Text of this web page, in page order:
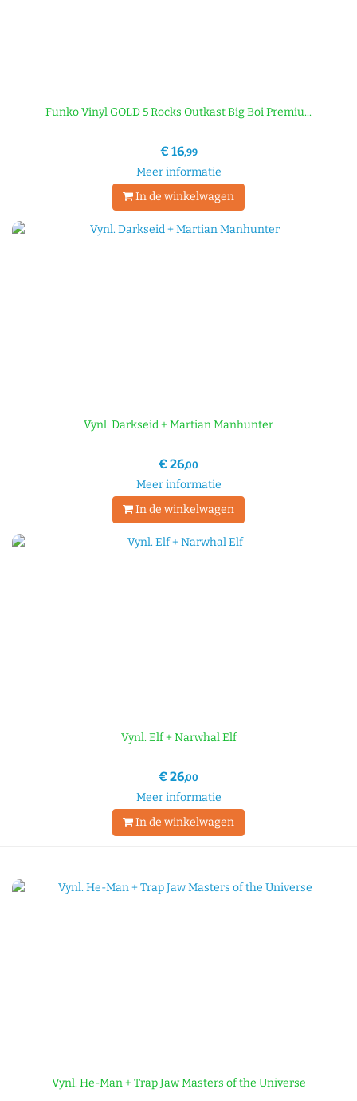
Funko Vinyl GOLD 5 Rocks Outkast Big Boi Premiu...
€ 16,99
Meer informatie
In de winkelwagen
Vynl. Darkseid + Martian Manhunter
€ 26,00
Meer informatie
In de winkelwagen
Vynl. Elf + Narwhal Elf
€ 26,00
Meer informatie
In de winkelwagen
Vynl. He-Man + Trap Jaw Masters of the Universe